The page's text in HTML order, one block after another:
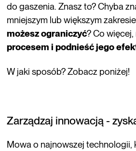
do gaszenia. Znasz to? Chyba
mniejszym lub większym
możesz ograniczyć? Co
procesem i podnieść jego
W jaki sposób? Zobacz poniżej!
Zarządzaj innowacją -
Mowa o najnowszej